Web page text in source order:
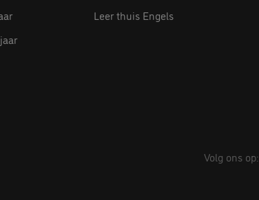
Leer thuis Engels
Volg ons op: